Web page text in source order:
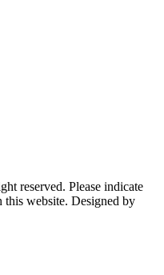
reserved. Please indicate
this website. Designed by